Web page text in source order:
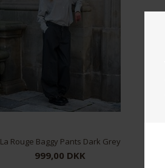
La Rouge Baggy Pants Dark Grey
999,00 DKK